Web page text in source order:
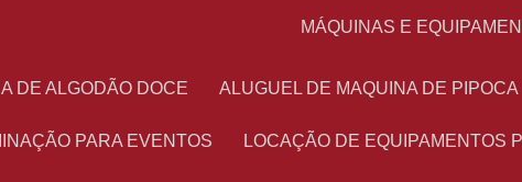
MÁQUINAS E
DE ALGODÃO DOCE ALUGUEL DE MAQUINA DE PIPOCA
PARA EVENTOS LOCAÇÃO DE EQUIPAMENTOS